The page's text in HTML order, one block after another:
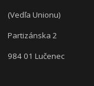
(Vedľa Unionu)
Partizánska 2
984 01 Lučenec